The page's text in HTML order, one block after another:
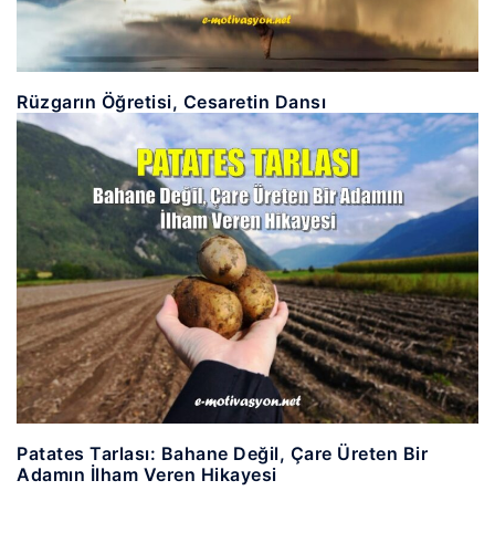
Rüzgarın Öğretisi, Cesaretin Dansı
Patates Tarlası: Bahane Değil, Çare Üreten Bir
Adamın İlham Veren Hikayesi